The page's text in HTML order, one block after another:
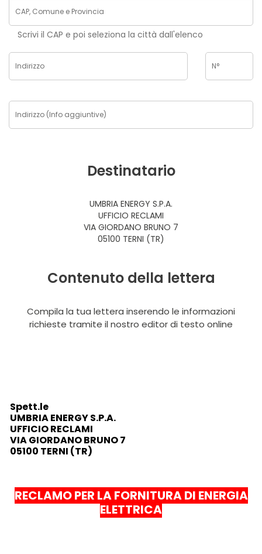
Scrivi il CAP e poi seleziona la città dall'elenco
Destinatario
UMBRIA ENERGY S.P.A.
UFFICIO RECLAMI
VIA GIORDANO BRUNO 7
05100 TERNI (TR)
Contenuto della lettera
Compila la tua lettera inserendo le informazioni
richieste tramite il nostro editor di testo online
Spett.le
UMBRIA ENERGY S.P.A.
UFFICIO RECLAMI
VIA GIORDANO BRUNO 7
05100 TERNI (TR)
RECLAMO PER LA FORNITURA DI ENERGIA
ELETTRICA